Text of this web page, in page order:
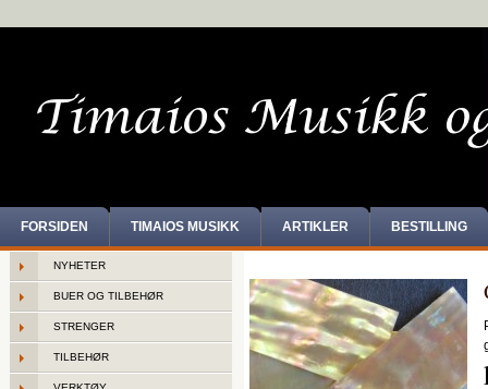
FORSIDEN TIMAIOS MUSIKK ARTIKLER BESTILLING
NYHETER
BUER OG TILBEHØR
STRENGER
TILBEHØR